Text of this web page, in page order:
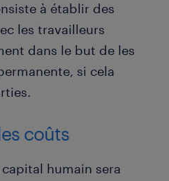
à établir des
les travailleurs
dans le but de les
si cela
coûts
humain sera